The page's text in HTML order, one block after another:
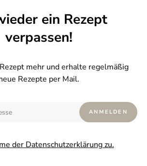
ein Rezept
verpassen!
mehr und erhalte regelmäßig
Rezepte per Mail.
der Datenschutzerklärung zu.